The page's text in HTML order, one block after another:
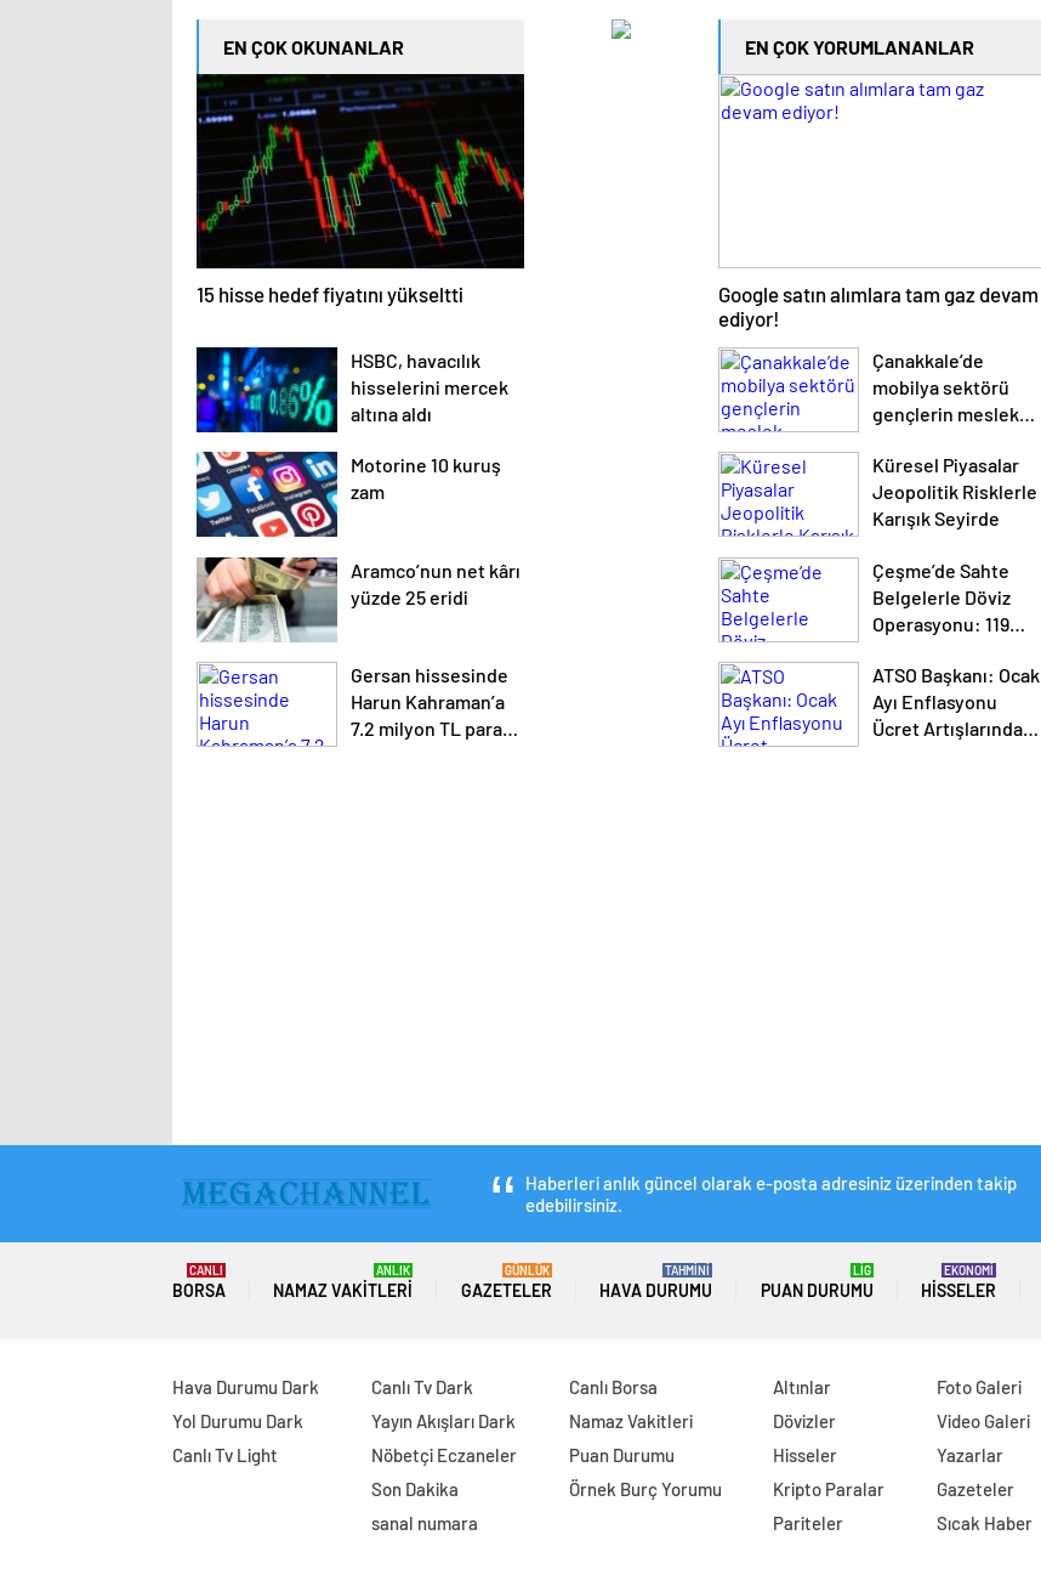
EN ÇOK OKUNANLAR
15 hisse hedef fiyatını yükseltti
HSBC, havacılık
hisselerini mercek
altına aldı
Motorine 10 kuruş
zam
Aramco’nun net kârı
yüzde 25 eridi
Gersan hissesinde
Harun Kahraman’a
7.2 milyon TL para
EN ÇOK YORUMLANANLAR
Google satın alımlara tam gaz devam
ediyor!
Çanakkale’de
mobilya sektörü
gençlerin meslek
yönelmesini istiyor
Küresel Piyasalar
Jeopolitik Risklerle
Karışık Seyirde
Çeşme’de Sahte
Belgelerle Döviz
Operasyonu: 119
Nakit Beyannamesi
Dolduruldu
ATSO Başkanı: Ocak
Ayı Enflasyonu
Ücret Artışlarından
Haberleri anlık güncel olarak e-posta adresiniz üzerinden takip
edebilirsiniz.
BORSA
CANLI
NAMAZ VAKITLERI
ANLIK
GAZETELER
GÜNLÜK
HAVA DURUMU
TAHMİNİ
PUAN DURUMU
LİG
HISSELER
EKONOMİ
Hava Durumu Dark
Yol Durumu Dark
Canlı Tv Light
Canlı Tv Dark
Yayın Akışları Dark
Nöbetçi Eczaneler
Son Dakika
sanal numara
Canlı Borsa
Namaz Vakitleri
Puan Durumu
Örnek Burç Yorumu
Altınlar
Dövizler
Hisseler
Kripto Paralar
Pariteler
Foto Galeri
Video Galeri
Yazarlar
Gazeteler
Sıcak Haber